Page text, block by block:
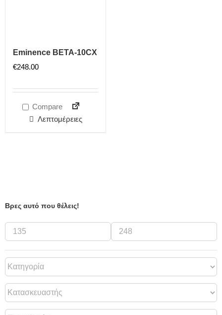
Eminence BETA-10CX
€248.00
Compare
Λεπτομέρειες
Βρες αυτό που θέλεις!